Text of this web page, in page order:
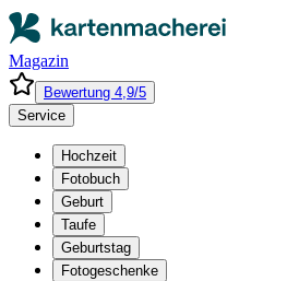
Magazin
Bewertung 4,9/5
Service
Hochzeit
Fotobuch
Geburt
Taufe
Geburtstag
Fotogeschenke